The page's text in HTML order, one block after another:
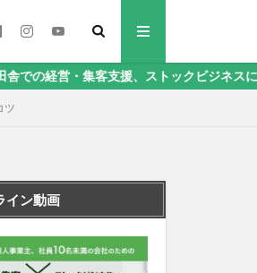
客支援、ストックビジネスに関することな
ツ
イン動画